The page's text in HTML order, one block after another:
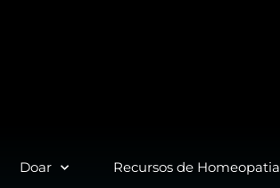
Doar Recursos de Homeopatia